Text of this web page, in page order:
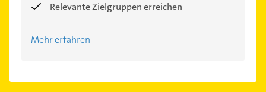
Relevante Zielgruppen erreichen
Mehr erfahren